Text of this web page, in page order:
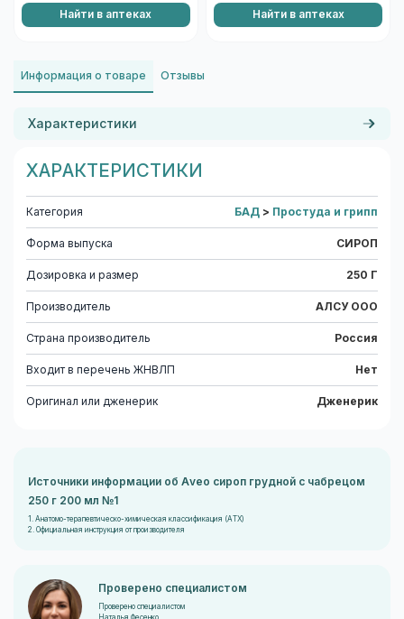
Найти в аптеках Найти в аптеках
Информация о товаре Отзывы
Характеристики
ХАРАКТЕРИСТИКИ
Категория БАД > Простуда и грипп
Форма выпуска СИРОП
Дозировка и размер 250 Г
Производитель АЛСУ ООО
Страна производитель Россия
Входит в перечень ЖНВЛП Нет
Оригинал или дженерик Дженерик
Источники информации об Aveo сироп грудной с чабрецом
250 г 200 мл №1
1. Анатомо-терапевтическо-химическая классификация (ATX)
2. Официальная инструкция от производителя
Проверено специалистом
Проверено специалистом